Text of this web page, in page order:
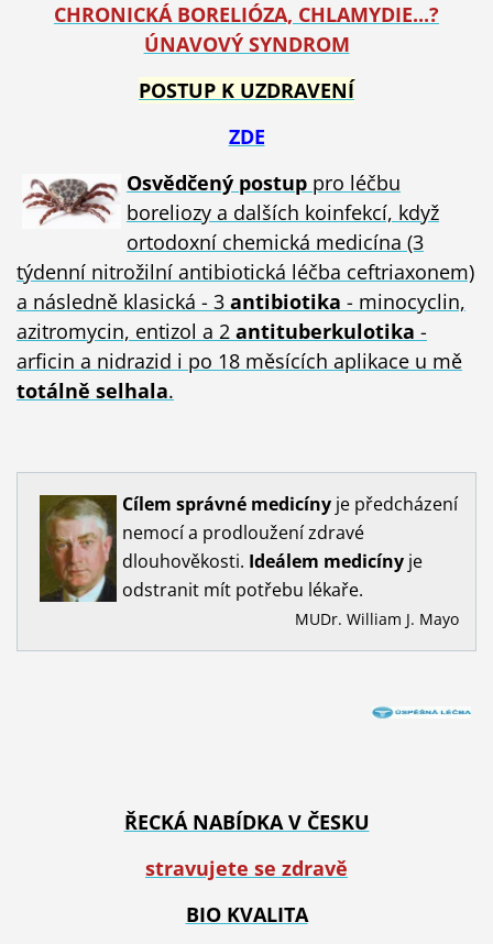
CHRONICKÁ BORELIÓZA, CHLAMYDIE...?
ÚNAVOVÝ SYNDROM
POSTUP K UZDRAVENÍ
ZDE
Osvědčený postuppro léčbu
boreliozy a dalších koinfekcí, když
ortodoxní chemická medicína (3
týdenní nitrožilní antibiotická léčba ceftriaxonem)
a následně klasická - 3 antibiotika - minocyclin,
azitromycin, entizol a 2 antituberkulotika -
arficin a nidrazid i po 18 měsících aplikace u mě
totálně selhala.
Cílem správné medicíny je předcházení
nemocí a prodloužení zdravé
dlouhověkosti. Ideálem medicínyje
odstranit mít potřebu lékaře.
MUDr. William J. Mayo
ŘECKÁ NABÍDKA V ČESKU
stravujete se zdravě
BIO KVALITA